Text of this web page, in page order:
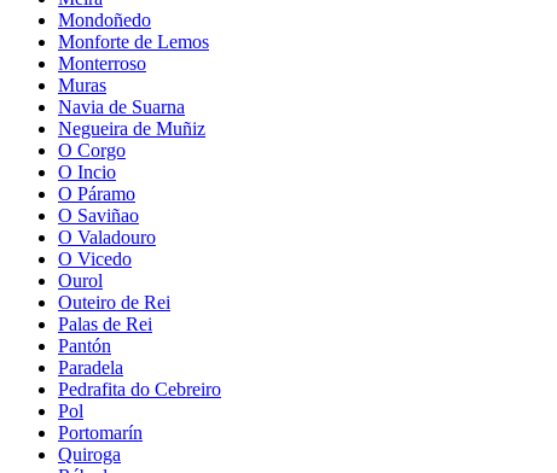
Mondoñedo
Monforte de Lemos
Monterroso
Muras
Navia de Suarna
Negueira de Muñiz
O Corgo
O Incio
O Páramo
O Saviñao
O Valadouro
O Vicedo
Ourol
Outeiro de Rei
Palas de Rei
Pantón
Paradela
Pedrafita do Cebreiro
Pol
Portomarín
Quiroga